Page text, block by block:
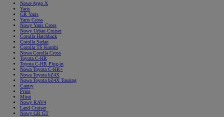
Nowe Aygo X
Yaris
GR Yaris
Yaris Cross
Nowy Yaris Cross
Nowy Urban Cruiser
Corolla Hatchback
Corolla Sedan
Corolla TS Kombi
Nowa Corolla Cross
Toyota C-HR
Toyota C-HR Plug-in
Nowa Toyota C-HR+
Nowa Toyota bZ4X
Nowa Toyota bZ4X Touring
Camry
Prius
Mirai
Nowy RAV4
Land Cruiser
Nowy GR GT